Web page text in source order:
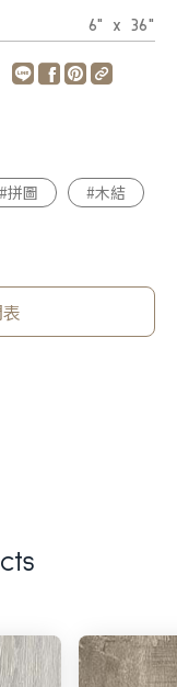
6" x 36"
#拼圖
#木結